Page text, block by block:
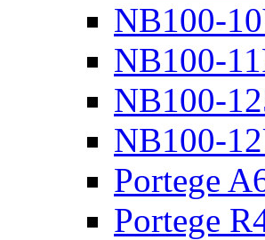
NB100-
NB100-
NB100-
NB100-
Portege
Portege